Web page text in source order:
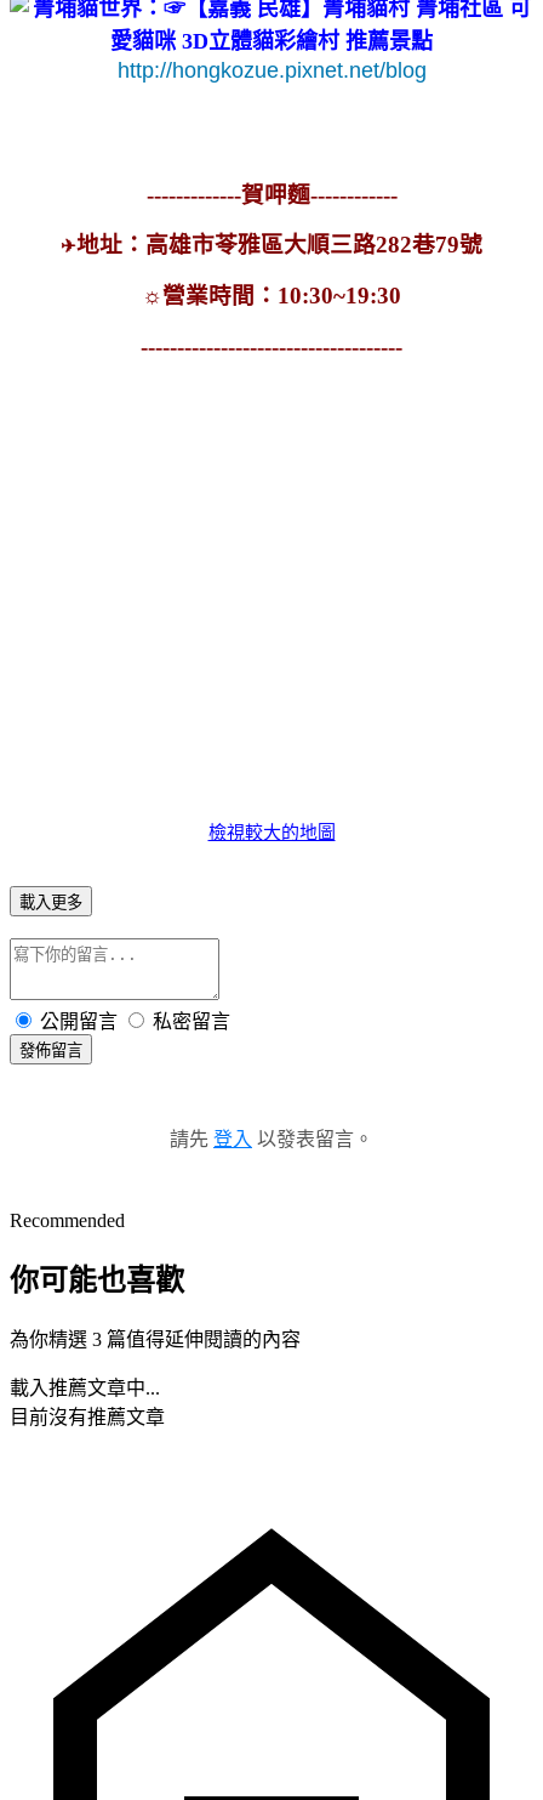
http://hongkozue.pixnet.net/blog
-------------賀呷麵------------
✈地址：高雄市苓雅區大順三路282巷79號
☼營業時間：10:30~19:30
------------------------------------
檢視較大的地圖
載入更多
公開留言 私密留言
發佈留言
請先 登入 以發表留言。
Recommended
你可能也喜歡
為你精選 3 篇值得延伸閱讀的內容
載入推薦文章中...
目前沒有推薦文章